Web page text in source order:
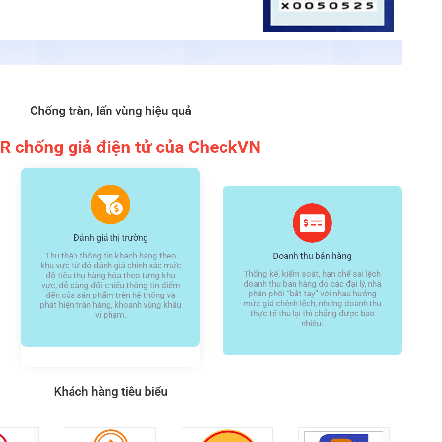
Chống tràn, lấn vùng hiệu quả
chống giả điện tử của CheckVN
Đánh giá thị trường
Thu thập thông tin khách hàng theo
khu vực từ đó đánh giá chính xác mức
độ tiêu thụ hàng hóa theo từng khu
vực, dễ dàng đối chiếu thông tin điểm
đến của sản phẩm trên hệ thống và
phát hiện tràn hàng, khoanh vùng khâu
vi phạm.
Doanh thu bán hàng
Thống kế, kiểm soát, hạn chế sai lệch
doanh thu bán hàng do các đại lý, nhà
phân phối “bắt tay” với nhau hưởng
mức giá chênh lệch, nhưng doanh thu
thực tế thu lại thì chẳng được bao
nhiêu.
Khách hàng tiêu biểu